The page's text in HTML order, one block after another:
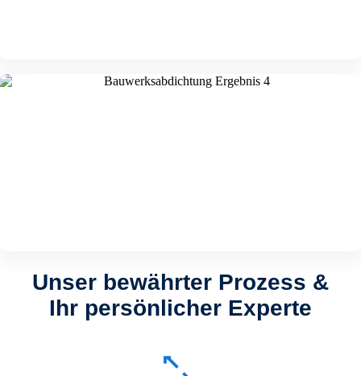
Unser bewährter Prozess &
Ihr persönlicher Experte